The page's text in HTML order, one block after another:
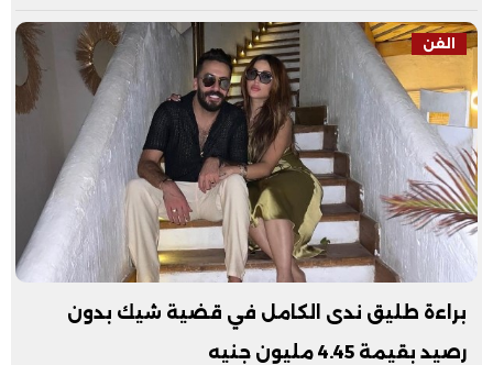
الفن
براءة طليق ندى الكامل في قضية شيك بدون
رصيد بقيمة 4.45 مليون جنيه